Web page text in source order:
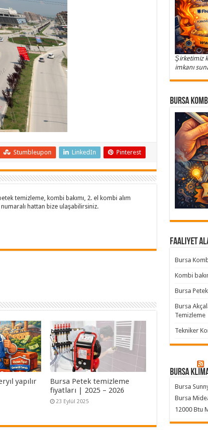
Stumbleupon LinkedIn Pinterest
temizleme, kombi bakımı, 2. el kombi alım
hattan bize ulaşabilirsiniz.
yapılır
Bursa Petek temizleme
fiyatları | 2025 – 2026
23 Eylül 2025
Şirketimiz
imkanı
Bursa
Faaliyet
Bursa
Kombi
Bursa
Bursa
Temizleme
Tekniker
Bursa
Bursa
Bursa
12000 Btu